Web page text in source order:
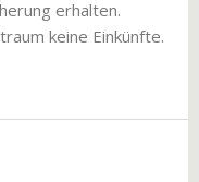
erhalten.
keine Einkünfte.